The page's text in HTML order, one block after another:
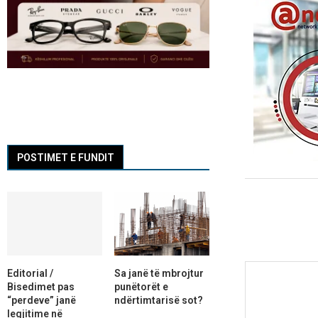
POSTIMET E FUNDIT
Editorial /
Bisedimet pas
“perdeve” janë
legjitime në
Sa janë të mbrojtur
punëtorët e
ndërtimtarisë sot?